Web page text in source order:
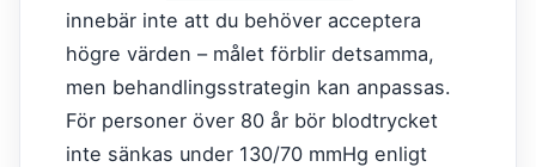
innebär inte att du behöver acceptera
högre värden – målet förblir detsamma,
men behandlingsstrategin kan anpassas.
För personer över 80 år bör blodtrycket
inte sänkas under 130/70 mmHg enligt